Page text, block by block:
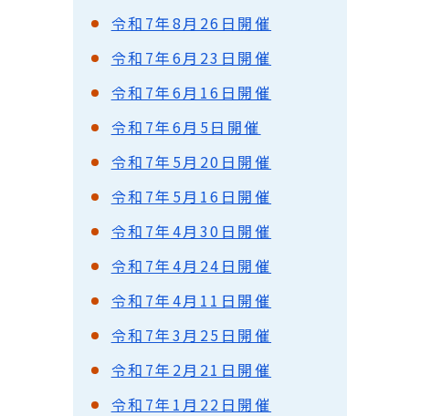
令和7年8月26日開催
令和7年6月23日開催
令和7年6月16日開催
令和7年6月5日開催
令和7年5月20日開催
令和7年5月16日開催
令和7年4月30日開催
令和7年4月24日開催
令和7年4月11日開催
令和7年3月25日開催
令和7年2月21日開催
令和7年1月22日開催